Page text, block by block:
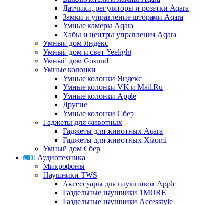
Датчики, регуляторы и розетки Aqara
Замки и управление шторами Aqara
Умные камеры Aqara
Хабы и центры управления Aqara
Умный дом Яндекс
Умный дом и свет Yeelight
Умный дом Gosund
Умные колонки
Умные колонки Яндекс
Умные колонки VK и Mail.Ru
Умные колонки Apple
Другие
Умные колонки Сбер
Гаджеты для животных
Гаджеты для животных Aqara
Гаджеты для животных Xiaomi
Умный дом Сбер
Аудиотехника
Микрофоны
Наушники TWS
Аксессуары для наушников Apple
Раздельные наушники 1MORE
Раздельные наушники Accesstyle